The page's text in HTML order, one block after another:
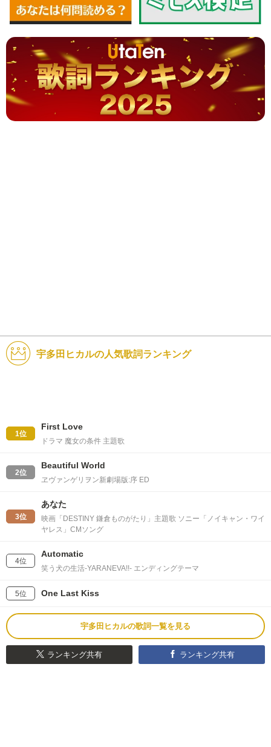
宇多田ヒカルの人気歌詞ランキング
1位
First Love
ドラマ 魔女の条件 主題歌
2位
Beautiful World
ヱヴァンゲリヲン新劇場版:序 ED
3位
あなた
映画「DESTINY 鎌倉ものがたり」主題歌 ソニー「ノイキャン・ワイ
ヤレス」CMソング
4位
Automatic
笑う犬の生活-YARANEVA!!- エンディングテーマ
5位 One Last Kiss
宇多田ヒカルの歌詞一覧を見る
ランキング共有 ランキング共有